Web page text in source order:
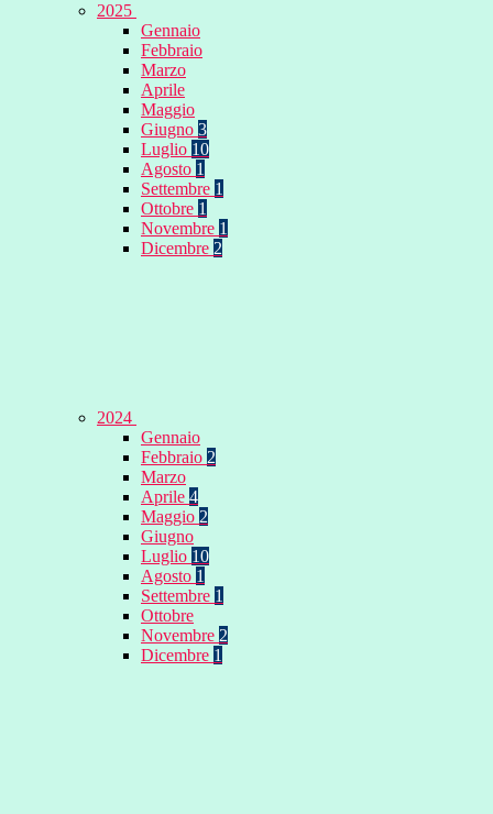
2025
Gennaio
Febbraio
Marzo
Aprile
Maggio
Giugno 3
Luglio 10
Agosto 1
Settembre 1
Ottobre 1
Novembre 1
Dicembre 2
2024
Gennaio
Febbraio 2
Marzo
Aprile 4
Maggio 2
Giugno
Luglio 10
Agosto 1
Settembre 1
Ottobre
Novembre 2
Dicembre 1